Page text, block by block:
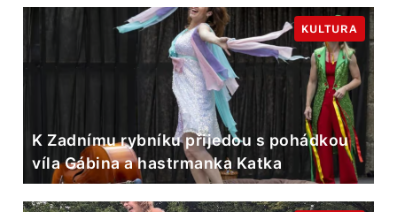
K Zadnímu rybníku přijedou s pohádkou
víla Gábina a hastrmanka Katka
KULTURA